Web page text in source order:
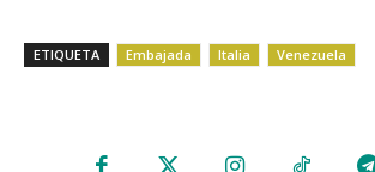
ETIQUETA Embajada Italia Venezuela